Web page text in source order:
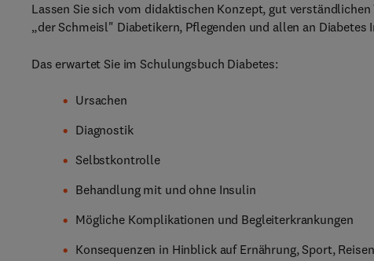
Lassen Sie sich vom didaktischen Konzept, gut
„der Schmeisl" Diabetikern, Pflegenden und allen an
Das erwartet Sie im Schulungsbuch Diabetes:
Ursachen
Diagnostik
Selbstkontrolle
Behandlung mit und ohne Insulin
Mögliche Komplikationen und Begleiterkrankungen
Konsequenzen in Hinblick auf Ernährung, Sport,